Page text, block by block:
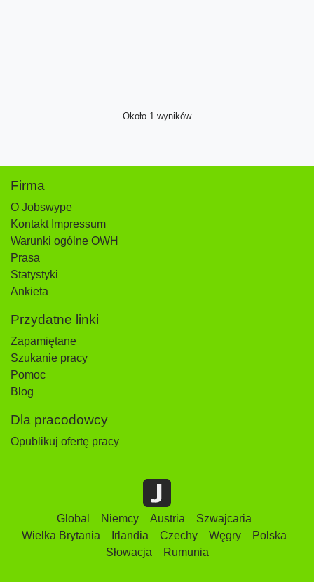
Około 1 wyników
Firma
O Jobswype
Kontakt Impressum
Warunki ogólne OWH
Prasa
Statystyki
Ankieta
Przydatne linki
Zapamiętane
Szukanie pracy
Pomoc
Blog
Dla pracodowcy
Opublikuj ofertę pracy
Global Niemcy Austria
Szwajcaria
Wielka Brytania
Irlandia Czechy Węgry
Polska
Słowacja
Rumunia